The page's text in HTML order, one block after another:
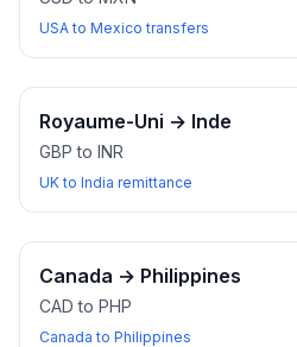
USA to Mexico transfers
Royaume-Uni → Inde
GBP to INR
UK to India remittance
Canada → Philippines
CAD to PHP
Canada to Philippines